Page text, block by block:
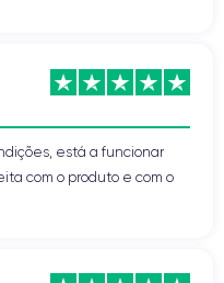
está a funcionar
com o produto e com o